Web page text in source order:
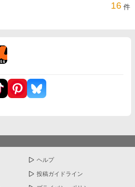
16 件
ヘルプ
投稿ガイドライン